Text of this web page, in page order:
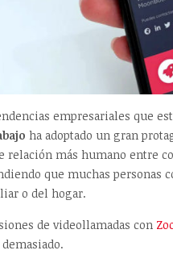
empresariales que
ha adoptado un gran
relación más humano entre
que muchas personas
o del hogar.
de videollamadas con